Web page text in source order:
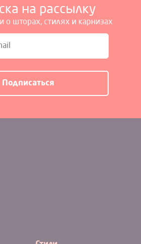
на рассылку
о шторах, стилях и карнизах